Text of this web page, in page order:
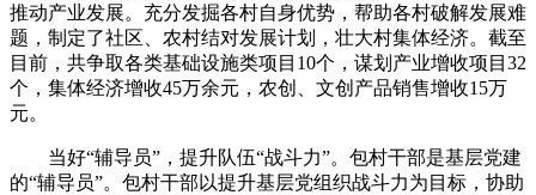
推动产业发展。充分发掘各村自身优势，帮助各村破解发展难
题，制定了社区、农村结对发展计划，壮大村集体经济。截至
目前，共争取各类基础设施类项目10个，谋划产业增收项目32
个，集体经济增收45万余元，农创、文创产品销售增收15万
元。
当好“辅导员”，提升队伍“战斗力”。包村干部是基层党建
的“辅导员”。包村干部以提升基层党组织战斗力为目标，协助